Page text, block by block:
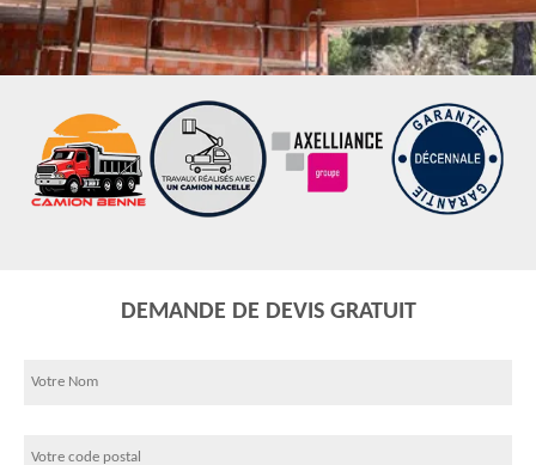
DEMANDE DE DEVIS GRATUIT